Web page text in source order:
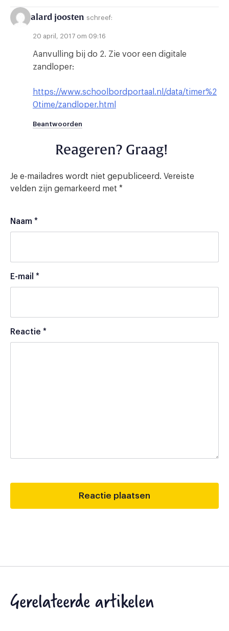
alard joosten schreef:
20 april, 2017 om 09:16
Aanvulling bij do 2. Zie voor een digitale
zandloper:
https://www.schoolbordportaal.nl/data/timer%2
0time/zandloper.html
Beantwoorden
Reageren? Graag!
Je e-mailadres wordt niet gepubliceerd. Vereiste
velden zijn gemarkeerd met *
Naam *
E-mail *
Reactie *
Gerelateerde artikelen